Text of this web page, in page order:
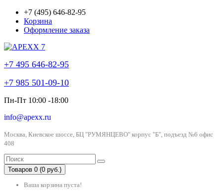
+7 (495) 646-82-95
Корзина
Оформление заказа
+7 495 646-82-95
+7 985 501-09-10
Пн-Пт 10:00 -18:00
info@apexx.ru
Москва, Киевское шоссе, БЦ "РУМЯНЦЕВО" корпус "Б", подъезд №6 офис
408
Товаров 0 (0 руб.)
Ваша корзина пуста!